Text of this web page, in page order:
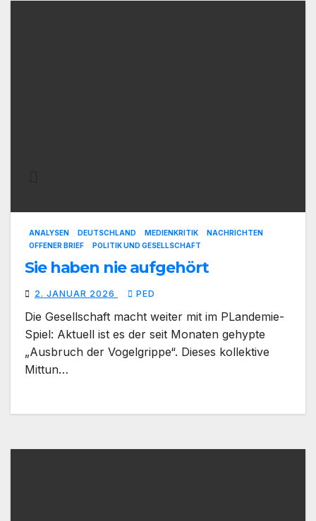
ANALYSEN DEUTSCHLAND MEDIENKRITIK
NACHRICHTEN
OFFENER BRIEF
POLITIK UND GESELLSCHAFT
Sie haben nie aufgehört
2. JANUAR 2026 PED
Die Gesellschaft macht weiter mit im PLandemie-
Spiel: Aktuell ist es der seit Monaten gehypte
„Ausbruch der Vogelgrippe“. Dieses kollektive
Mittun…